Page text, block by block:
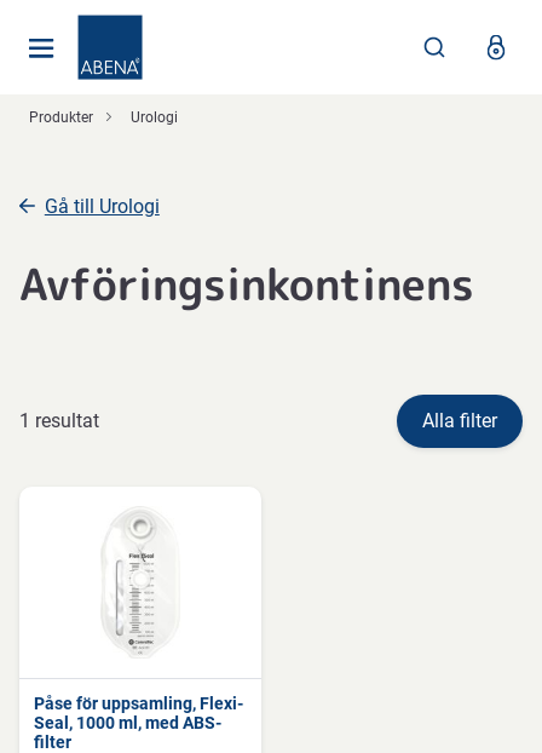
Produkter Urologi
Gå till Urologi
Avföringsinkontinens
1 resultat Alla filter
Påse för uppsamling, Flexi-
Seal, 1000 ml, med ABS-
filter